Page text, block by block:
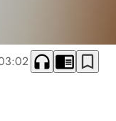
headphones chrome_reader_mode bookmark_border